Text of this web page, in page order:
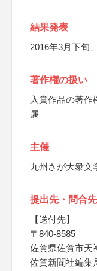
結果発表
2016年3月下旬
著作権の扱い
入賞作品の著
属
主催
九州さが大衆文
提出先・問合先
【送付先】
〒840-8585
佐賀県佐賀市天
佐賀新聞社編集